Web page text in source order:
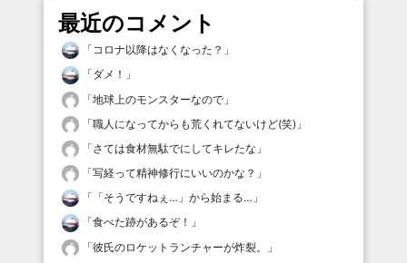
最近のコメント
「コロナ以降はなくなった？ 」
「ダメ！ 」
「地球上のモンスターなので 」
「職人になってからも荒くれてないけど(笑) 」
「さては食材無駄でにしてキレたな 」
「写経って精神修行にいいのかな？ 」
「 「そうですねぇ…」から始まる… 」
「食べた跡があるぞ！ 」
「彼氏のロケットランチャーが炸裂。
」